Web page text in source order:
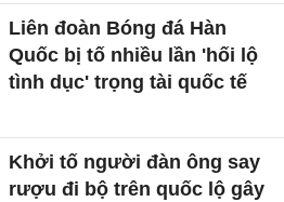
Liên đoàn Bóng đá Hàn
Quốc bị tố nhiều lần 'hối lộ
tình dục' trọng tài quốc tế
Khởi tố người đàn ông say
rượu đi bộ trên quốc lộ gây